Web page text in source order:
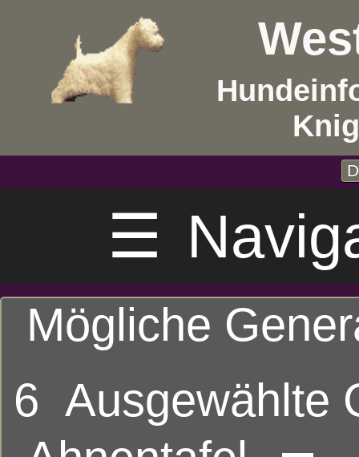
☰
Mögliche
6